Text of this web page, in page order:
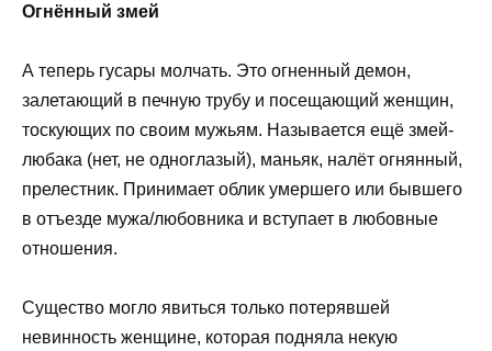
Огнённый змей
А теперь гусары молчать. Это огненный демон,
залетающий в печную трубу и посещающий женщин,
тоскующих по своим мужьям. Называется ещё змей-
любака (нет, не одноглазый), маньяк, налёт огнянный,
прелестник. Принимает облик умершего или бывшего
в отъезде мужа/любовника и вступает в любовные
отношения.
Существо могло явиться только потерявшей
невинность женщине, которая подняла некую